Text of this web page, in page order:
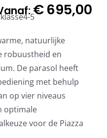
€695,00
5
natuurlijke
robuustheid en
De parasol heeft
met behulp
op vier niveaus
optimale
voor de Piazza